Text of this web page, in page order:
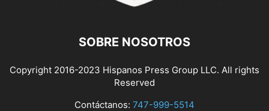
SOBRE NOSOTROS
Copyright 2016-2023 Hispanos Press Group LLC. All rights
Reserved
Contáctanos: 747-999-5514